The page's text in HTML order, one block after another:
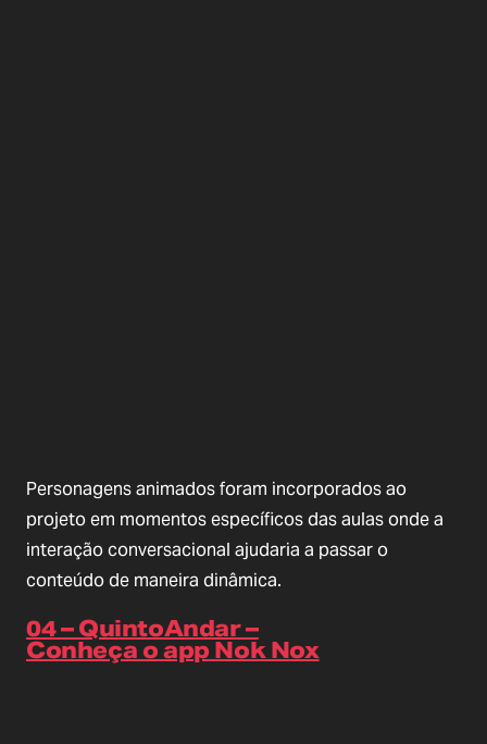
Personagens animados foram incorporados ao
projeto em momentos específicos das aulas onde a
interação conversacional ajudaria a passar o
conteúdo de maneira dinâmica.
04 – QuintoAndar –
Conheça o app Nok Nox